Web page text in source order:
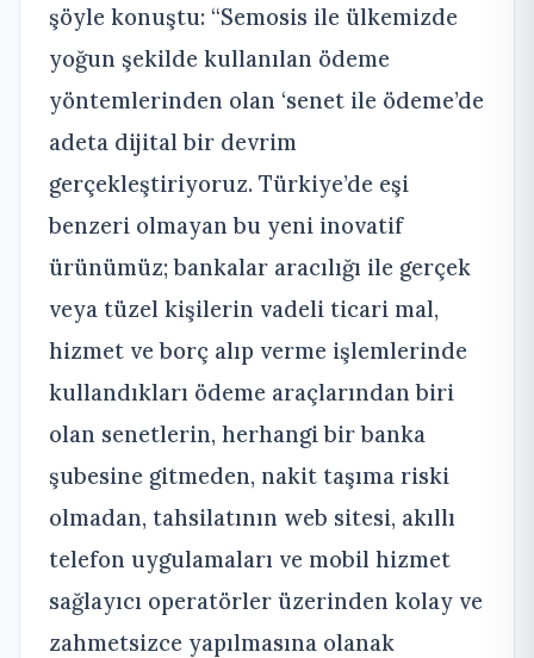
şöyle konuştu: “Semosis ile ülkemizde
yoğun şekilde kullanılan ödeme
yöntemlerinden olan ‘senet ile ödeme’de
adeta dijital bir devrim
gerçekleştiriyoruz. Türkiye’de eşi
benzeri olmayan bu yeni inovatif
ürünümüz; bankalar aracılığı ile gerçek
veya tüzel kişilerin vadeli ticari mal,
hizmet ve borç alıp verme işlemlerinde
kullandıkları ödeme araçlarından biri
olan senetlerin, herhangi bir banka
şubesine gitmeden, nakit taşıma riski
olmadan, tahsilatının web sitesi, akıllı
telefon uygulamaları ve mobil hizmet
sağlayıcı operatörler üzerinden kolay ve
zahmetsizce yapılmasına olanak